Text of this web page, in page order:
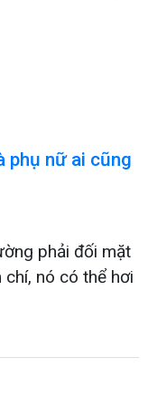
phụ nữ ai cũng
phải đối mặt
nó có thể hơi